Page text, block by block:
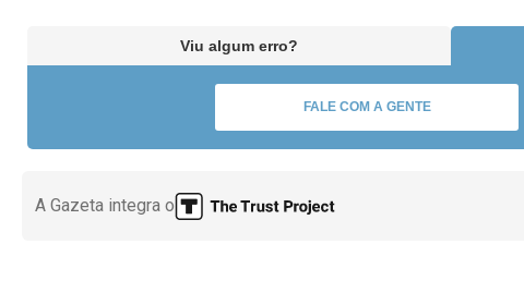
Viu algum erro?
FALE COM A GENTE
A Gazeta integra o